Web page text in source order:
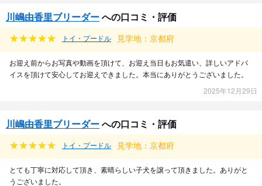
川嶋由香里ブリーダーへの口コミ・評価
トイ・プードル 見学地：京都府
お迎え前からお写真や動画を頂けて、お迎え当日もお気遣い、詳しいアドバ
イスを頂けて安心してお迎えできました。本当にありがとうございました。
2025年12月29日
川嶋由香里ブリーダーへの口コミ・評価
トイ・プードル 見学地：京都府
とても丁寧に対応して頂き、素晴らしい子犬を譲って頂きました。ありがと
うございました。